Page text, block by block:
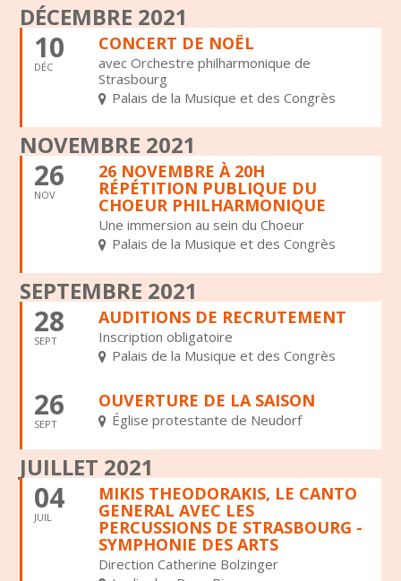
DÉCEMBRE 2021
10
DÉC
CONCERT DE NOËL
avec Orchestre philharmonique de
Strasbourg
Palais de la Musique et des Congrès
NOVEMBRE 2021
26
NOV
26 NOVEMBRE À 20H
RÉPÉTITION PUBLIQUE DU
CHOEUR PHILHARMONIQUE
Une immersion au sein du Choeur
Palais de la Musique et des Congrès
SEPTEMBRE 2021
28
SEPT
AUDITIONS DE RECRUTEMENT
Inscription obligatoire
Palais de la Musique et des Congrès
26
SEPT
OUVERTURE DE LA SAISON
Église protestante de Neudorf
JUILLET 2021
04
JUIL
MIKIS THEODORAKIS, LE CANTO
GENERAL AVEC LES
PERCUSSIONS DE STRASBOURG -
SYMPHONIE DES ARTS
Direction Catherine Bolzinger